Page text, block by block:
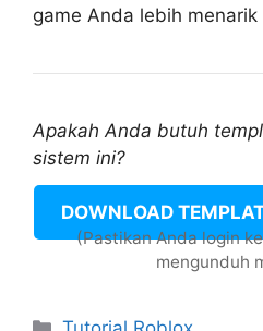
game Anda lebih menarik
Apakah Anda butuh
sistem ini?
DOWNLOAD
(Pastikan Anda login
mengunduh
Categories